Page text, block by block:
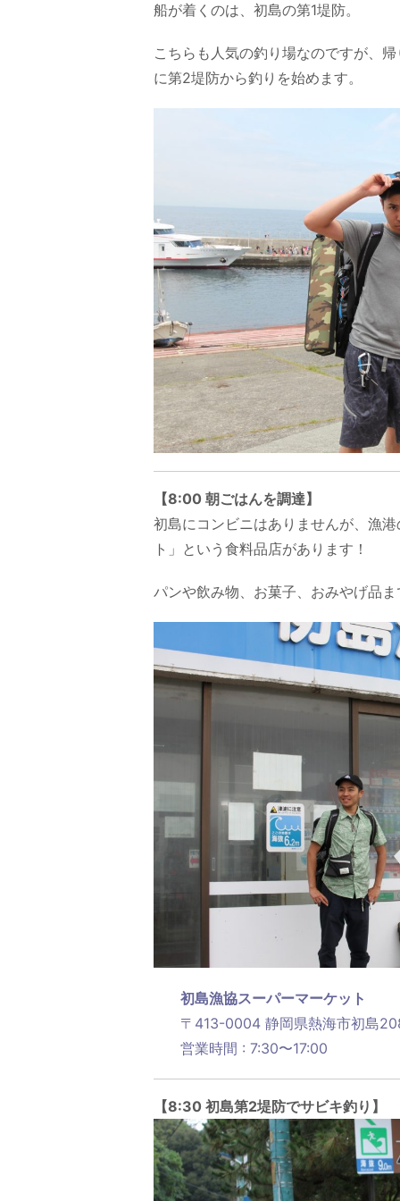
船が着くのは、初島の第1堤防。
こちらも人気の釣り場なのですが、
に第2堤防から釣りを始めます。
【8:00 朝ごはんを調達】
初島にコンビニはありませんが、漁
ト」という食料品店があります！
パンや飲み物、お菓子、おみやげ品
初島漁協スーパーマーケット
〒413-0004 静岡県熱海市初島
営業時間 : 7:30〜17:00
【8:30 初島第2堤防でサビキ釣り】